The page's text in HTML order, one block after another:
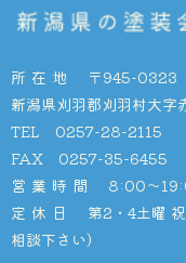
所在地
〒945-0323
新潟県刈羽郡刈羽村大字
TEL 0257-28-2115
FAX 0257-35-6455
営業時間
8:00〜
定休日
第2・4土曜
相談下さい）